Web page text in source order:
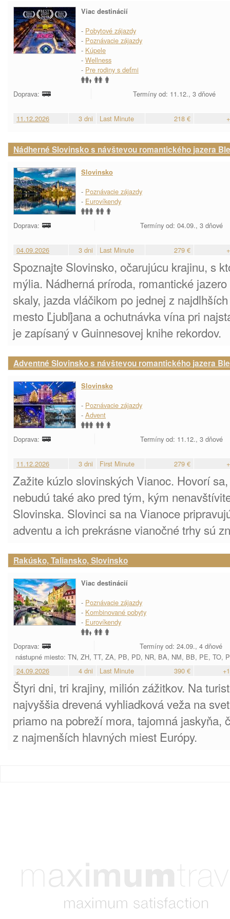
Viac destinácií
- Pobytové zájazdy
- Poznávacie zájazdy
- Kúpele
- Wellness
- Pre rodiny s deťmi
Doprava: Termíny od: 11.12., 3 dňové
11.12.2026 3 dni Last Minute 218 €
Nádherné Slovinsko s návštevou romantického jazera
Slovinsko
- Poznávacie zájazdy
- Eurovíkendy
Doprava: Termíny od: 04.09., 3 dňové
04.09.2026 3 dni Last Minute 279 €
Spoznajte Slovinsko, očarujúcu krajinu, s
mýlia. Nádherná príroda, romantické
skaly, jazda vláčikom po jednej z
mesto Ľjubľjana a ochutnávka vína pri
je zapísaný v Guinnesovej knihe rekordov.
Adventné Slovinsko s návštevou romantického jazera
Slovinsko
- Poznávacie zájazdy
- Advent
Doprava: Termíny od: 11.12., 3 dňové
11.12.2026 3 dni First Minute 279 €
Zažite kúzlo slovinských Vianoc. Hovorí
nebudú také ako pred tým, kým
Slovinska. Slovinci sa na Vianoce
adventu a ich prekrásne vianočné trhy sú
Rakúsko, Taliansko, Slovinsko
Viac destinácií
- Poznávacie zájazdy
- Kombinované pobyty
- Eurovíkendy
Doprava:
Termíny od: 24.09., 4 dňové
nástupné miesto: TN, ZH, TT, ZA, PB, PD, NR, BA, NM, BB, PE, TO,
24.09.2026
4 dni Last Minute 390 €
Štyri dni, tri krajiny, milión zážitkov. Na
najvyššia drevená vyhliadková veža na
priamo na pobreží mora, tajomná jaskyňa,
z najmenších hlavných miest Európy.